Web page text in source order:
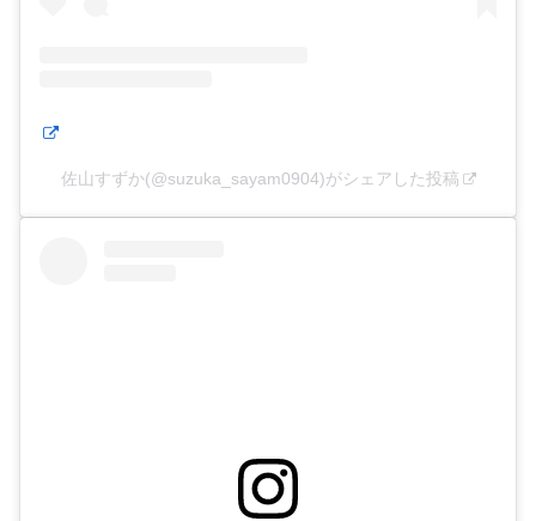
佐山すずか(@suzuka_sayam0904)がシェアした投稿